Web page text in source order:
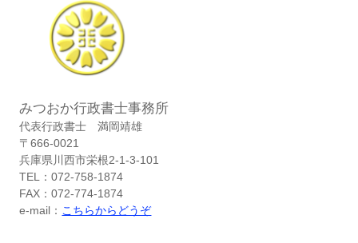
みつおか行政書士事務所
代表行政書士 満岡靖雄
〒666-0021
兵庫県川西市栄根2-1-3-101
TEL：072-758-1874
FAX：072-774-1874
e-mail： こちらからどうぞ